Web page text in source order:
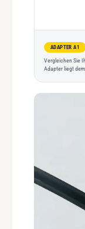
ADAPTER A1
Vergleichen Sie
Adapter liegt